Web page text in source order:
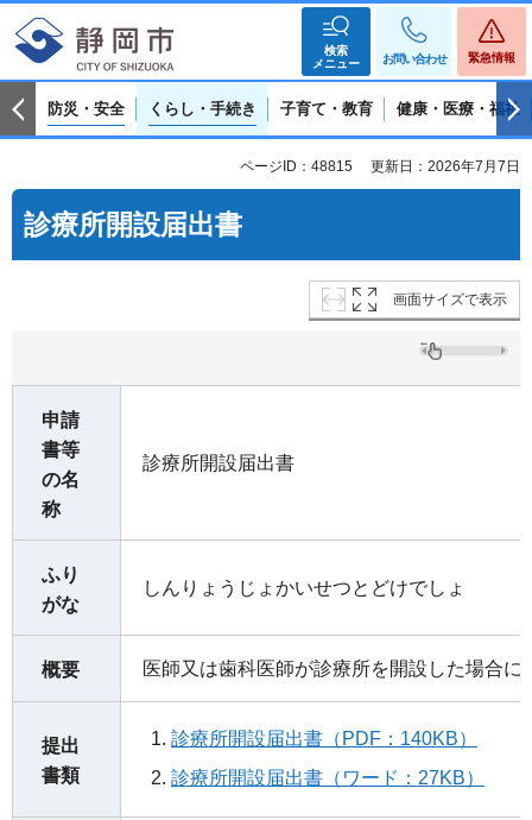
検索
メニュー
お問い合わせ 緊急情報
防災・安全 くらし・手続き 子育て・教育 健康・医療・福祉
ページID：48815 更新日：2026年7月7日
診療所開設届出書
画面サイズで表示
申請
書等
の名
称
診療所開設届出書
ふり
がな
しんりょうじょかいせつとどけでしょ
概要 医師又は歯科医師が診療所を開設した場合に
提出
書類
診療所開設届出書（PDF：140KB）
診療所開設届出書（ワード：27KB）